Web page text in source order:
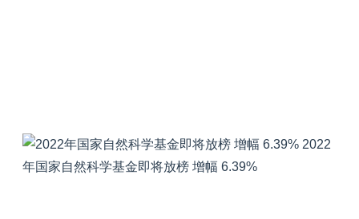
2022
年国家自然科学基金即将放榜 增幅 6.39%